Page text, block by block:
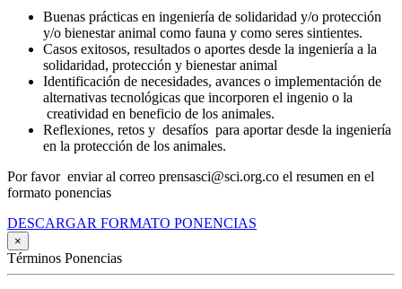
Buenas prácticas en ingeniería de solidaridad y/o protección
y/o bienestar animal como fauna y como seres sintientes.
Casos exitosos, resultados o aportes desde la ingeniería a la
solidaridad, protección y bienestar animal
Identificación de necesidades, avances o implementación de
alternativas tecnológicas que incorporen el ingenio o la
creatividad en beneficio de los animales.
Reflexiones, retos y desafíos para aportar desde la ingeniería
en la protección de los animales.
Por favor enviar al correo prensasci@sci.org.co el resumen en el
formato ponencias
DESCARGAR FORMATO PONENCIAS
×
Términos Ponencias